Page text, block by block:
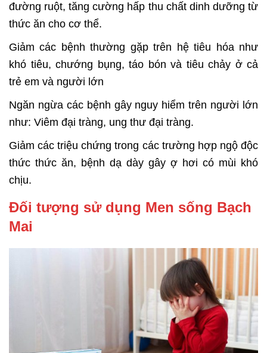
đường ruột, tăng cường hấp thu chất dinh dưỡng từ
thức ăn cho cơ thể.
Giảm các bệnh thường gặp trên hệ tiêu hóa như
khó tiêu, chướng bụng, táo bón và tiêu chảy ở cả
trẻ em và người lớn
Ngăn ngừa các bệnh gây nguy hiểm trên người lớn
như: Viêm đại tràng, ung thư đại tràng.
Giảm các triệu chứng trong các trường hợp ngộ độc
thức thức ăn, bệnh dạ dày gây ợ hơi có mùi khó
chịu.
Đối tượng sử dụng Men sống Bạch
Mai